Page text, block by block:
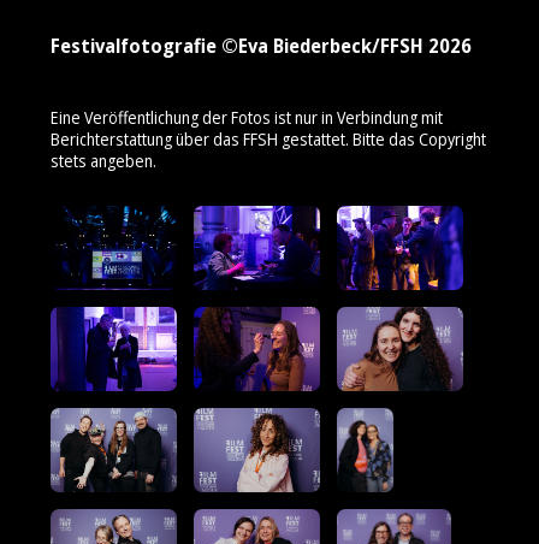
Festivalfotografie ©Eva Biederbeck/FFSH 2026
Eine Veröffentlichung der Fotos ist nur in Verbindung mit
Berichterstattung über das FFSH gestattet. Bitte das Copyright
stets angeben.